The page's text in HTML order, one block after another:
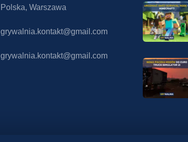
Polska, Warszawa
grywalnia.kontakt@gmail.com
grywalnia.kontakt@gmail.com